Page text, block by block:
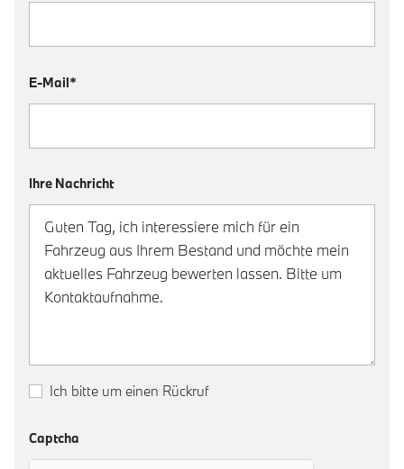
E-Mail*
Ihre Nachricht
Ich bitte um einen Rückruf
Captcha